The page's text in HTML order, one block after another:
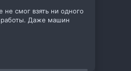
смог взять ни одного
работы. Даже машин